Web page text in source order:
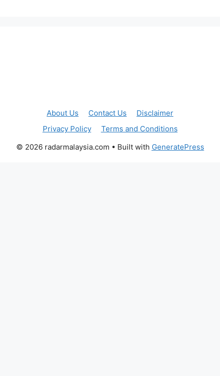
About Us Contact Us
Disclaimer
Privacy Policy
Terms and Conditions
© 2026 radarmalaysia.com • Built with GeneratePress